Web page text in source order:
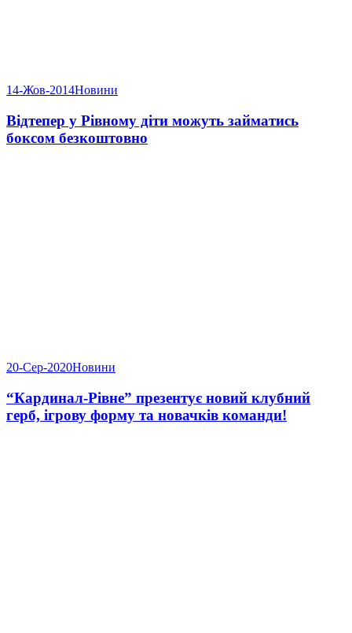
14-Жов-2014Новини
Відтепер у Рівному діти можуть займатись
боксом безкоштовно
20-Сер-2020Новини
“Кардинал-Рівне” презентує новий клубний
герб, ігрову форму та новачків команди!